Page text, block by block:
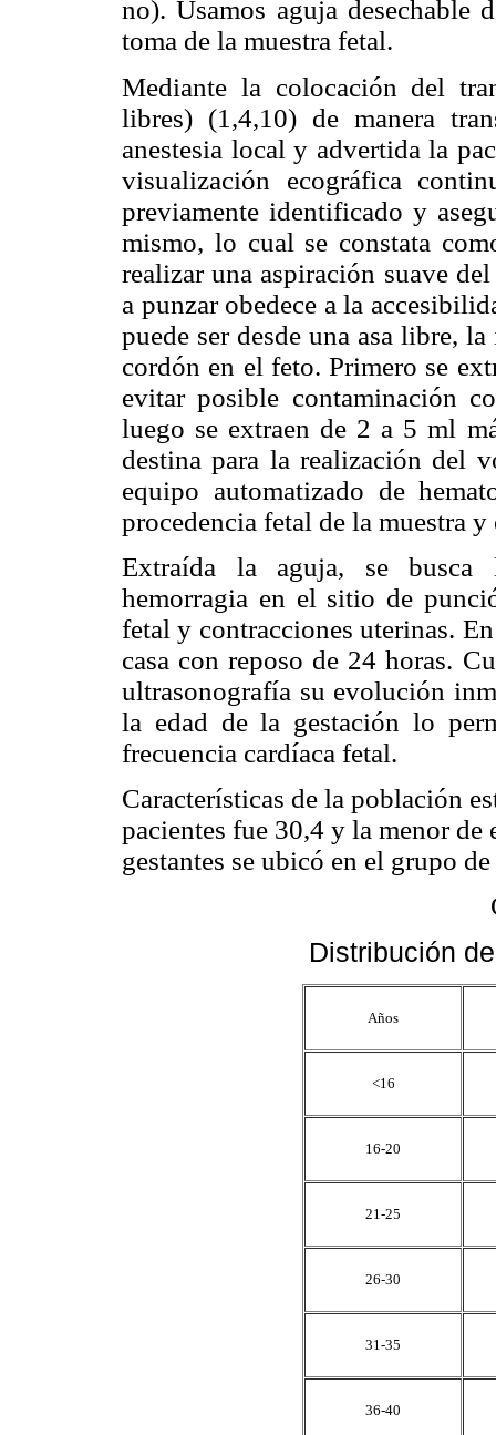
no). Usamos aguja
toma de la muestra fetal.
Mediante la colocación del
libres) (1,4,10) de manera
anestesia local y advertida la
visualización ecográfica
previamente identificado y
mismo, lo cual se constata
realizar una aspiración suave
a punzar obedece a la
puede ser desde una asa libre,
cordón en el feto. Primero se
evitar posible contaminación
luego se extraen de 2 a 5 ml
destina para la realización del
equipo automatizado de
procedencia fetal de la muestra
Extraída la aguja, se busca
hemorragia en el sitio de
fetal y contracciones uterinas.
casa con reposo de 24 horas.
ultrasonografía su evolución
la edad de la gestación lo
frecuencia cardíaca fetal.
Características de la población
pacientes fue 30,4 y la menor de
gestantes se ubicó en el grupo
Distribución
Años
<16
16-20
21-25
26-30
31-35
36-40